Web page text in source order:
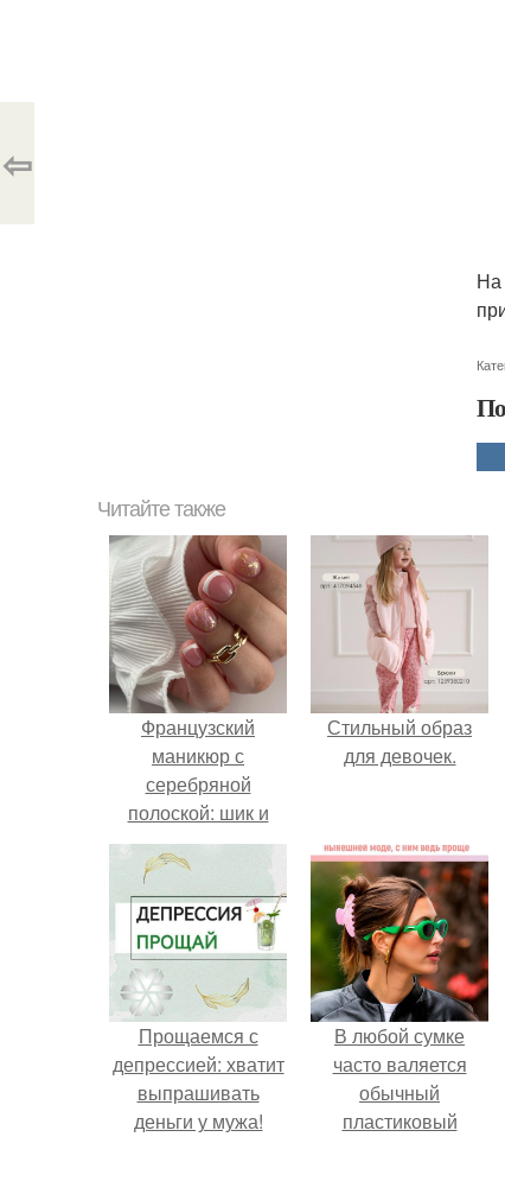
На
⇦
Читайте также
Французский
маникюр с
серебряной
полоской: шик и
элегантность
Стильный образ
для девочек.
Прощаемся с
депрессией: хватит
выпрашивать
деньги у мужа!
В любой сумке
часто валяется
обычный
пластиковый